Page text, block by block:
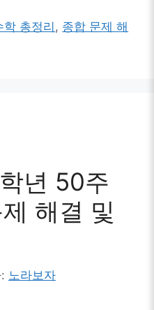
학 총정리, 종합 문제 해
년 50주
해결 및
노라보자